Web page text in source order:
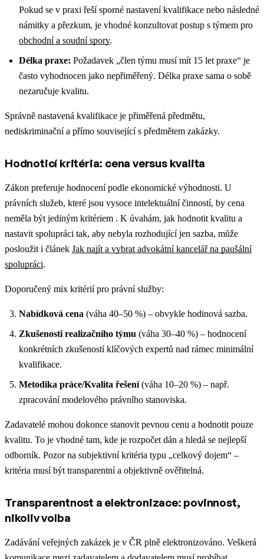
Pokud se v praxi řeší sporné nastavení kvalifikace nebo následné
námitky a přezkum, je vhodné konzultovat postup s týmem pro
obchodní a soudní spory.
Délka praxe: Požadavek „člen týmu musí mít 15 let praxe“ je
často vyhodnocen jako nepřiměřený. Délka praxe sama o sobě
nezaručuje kvalitu.
Správně nastavená kvalifikace je přiměřená předmětu,
nediskriminační a přímo související s předmětem zakázky.
Hodnoticí kritéria: cena versus kvalita
Zákon preferuje hodnocení podle ekonomické výhodnosti. U
právních služeb, které jsou vysoce intelektuální činností, by cena
neměla být jediným kritériem . K úvahám, jak hodnotit kvalitu a
nastavit spolupráci tak, aby nebyla rozhodující jen sazba, může
posloužit i článek Jak najít a vybrat advokátní kancelář na paušální
spolupráci.
Doporučený mix kritérií pro právní služby:
Nabídková cena (váha 40–50 %) – obvykle hodinová sazba.
Zkušenosti realizačního týmu (váha 30–40 %) – hodnocení
konkrétních zkušeností klíčových expertů nad rámec minimální
kvalifikace.
Metodika práce/Kvalita řešení(váha 10–20 %) – např.
zpracování modelového právního stanoviska.
Zadavatelé mohou dokonce stanovit pevnou cenu a hodnotit pouze
kvalitu. To je vhodné tam, kde je rozpočet dán a hledá se nejlepší
odborník. Pozor na subjektivní kritéria typu „celkový dojem“ –
kritéria musí být transparentní a objektivně ověřitelná.
Transparentnost a elektronizace: povinnost,
nikoliv volba
Zadávání veřejných zakázek je v ČR plně elektronizováno. Veškerá